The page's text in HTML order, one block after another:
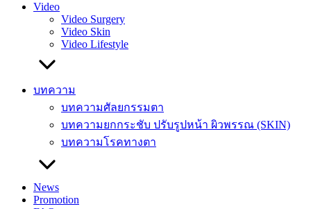
Video
Video Surgery
Video Skin
Video Lifestyle
บทความ
บทความศัลยกรรมตา
บทความยกกระชับ ปรับรูปหน้า ผิวพรรณ (SKIN)
บทความโรคทางตา
News
Promotion